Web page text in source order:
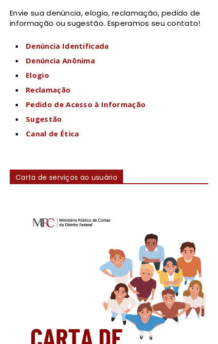
Envie sua denúncia, elogio, reclamação, pedido de
informação ou sugestão. Esperamos seu contato!
Denúncia Identificada
Denúncia Anônima
Elogio
Reclamação
Pedido de Acesso à Informação
Sugestão
Canal de Ética
Carta de serviços ao usuário